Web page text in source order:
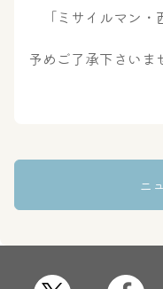
屋内レジャープール
「ミサイルマン・
予めご了承下さいま
ニ